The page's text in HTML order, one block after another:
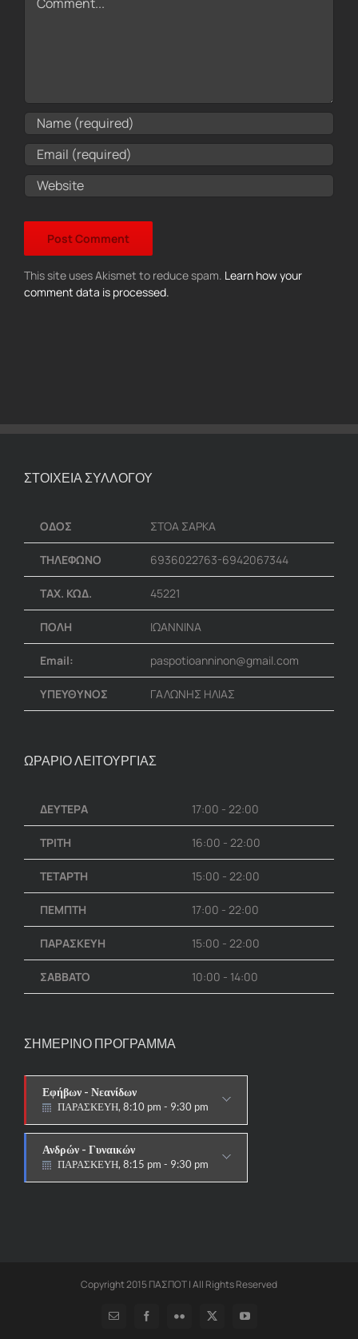
This site uses Akismet to reduce spam. Learn how your
comment data is processed.
ΣΤΟΙΧΕΙΑ ΣΥΛΛΟΓΟΥ
ΟΔΟΣ ΣΤΟΑ ΣΑΡΚΑ
ΤΗΛΕΦΩΝΟ 6936022763-6942067344
ΤΑΧ. ΚΩΔ. 45221
ΠΟΛΗ ΙΩΑΝΝΙΝΑ
Email: paspotioanninon@gmail.com
ΥΠΕΥΘΥΝΟΣ ΓΑΛΩΝΗΣ ΗΛΙΑΣ
ΩΡΑΡΙΟ ΛΕΙΤΟΥΡΓΙΑΣ
ΔΕΥΤΕΡΑ 17:00 - 22:00
ΤΡΙΤΗ 16:00 - 22:00
ΤΕΤΑΡΤΗ 15:00 - 22:00
ΠΕΜΠΤΗ 17:00 - 22:00
ΠΑΡΑΣΚΕΥΗ 15:00 - 22:00
ΣΑΒΒΑΤΟ 10:00 - 14:00
ΣΗΜΕΡΙΝΟ ΠΡΟΓΡΑΜΜΑ
Εφήβων - Νεανίδων
ΠΑΡΑΣΚΕΥΗ, 8:10 pm - 9:30 pm
Ανδρών - Γυναικών
ΠΑΡΑΣΚΕΥΗ, 8:15 pm - 9:30 pm
Copyright 2015 ΠΑΣΠΟΤ | All Rights Reserved
Email FacebookFlickr X YouTube